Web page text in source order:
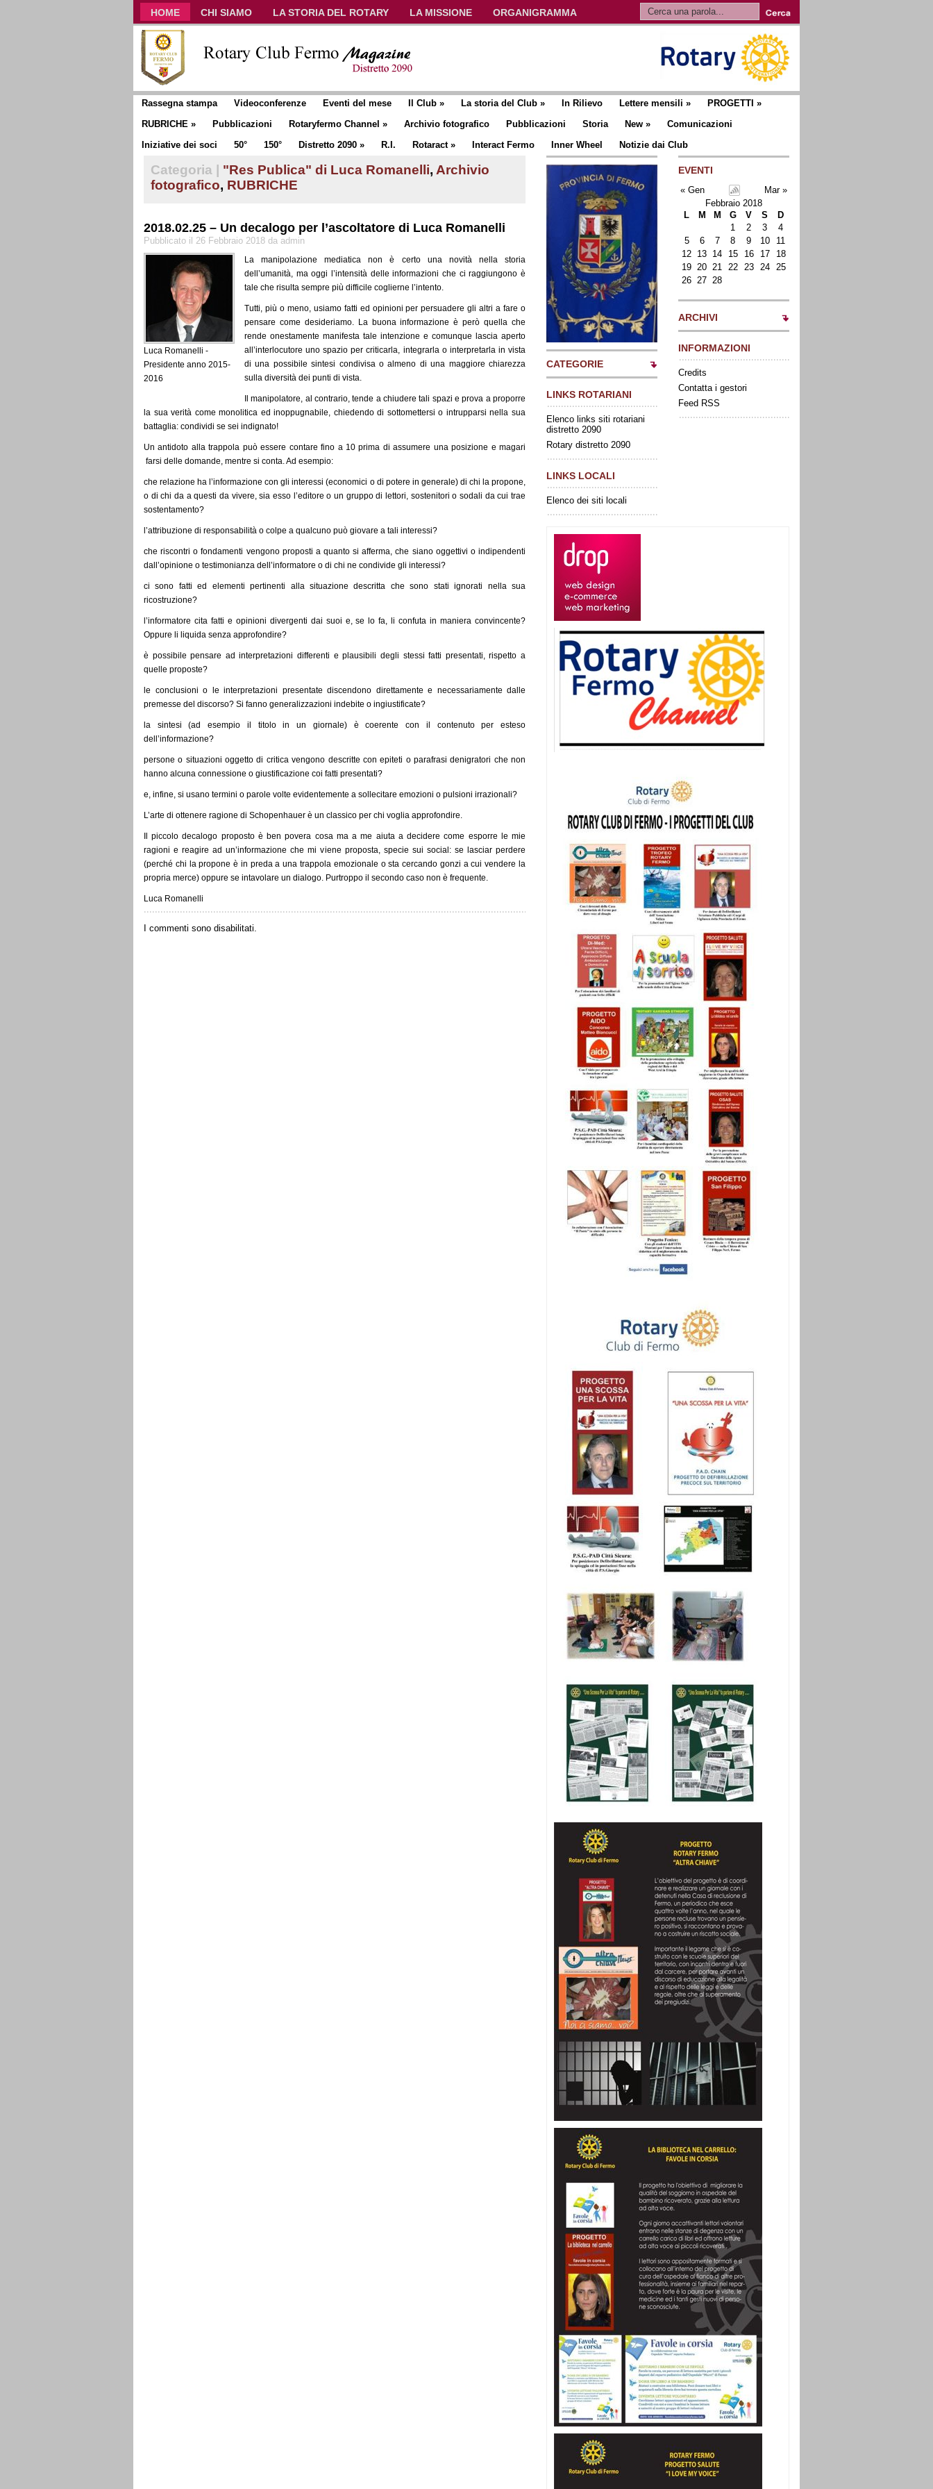
HOME CHI SIAMO LA STORIA DEL ROTARY LA MISSIONE
ORGANIGRAMMA
CLUB COMMUNICATOR
Rassegna stampa Videoconferenze Eventi del mese Il Club » La storia del Club » In Rilievo Lettere mensili » PROGETTI »
RUBRICHE » Pubblicazioni Rotaryfermo Channel » Archivio fotografico Pubblicazioni Storia New »
Comunicazioni
Iniziative dei soci
50° 150° Distretto 2090 » R.I. Rotaract» Interact Fermo Inner Wheel Notizie dai Club
Categoria | "Res Publica" di Luca Romanelli, Archivio
fotografico, RUBRICHE
2018.02.25 – Un decalogo per l’ascoltatore di Luca Romanelli
Pubblicato il 26 Febbraio 2018 da admin
Luca Romanelli -
Presidente anno 2015-
2016
La manipolazione mediatica non è certo una novità nella storia
dell’umanità, ma oggi l’intensità delle informazioni che ci raggiungono è
tale che risulta sempre più difficile coglierne l’intento.
Tutti, più o meno, usiamo fatti ed opinioni per persuadere gli altri a fare o
pensare come desideriamo. La buona informazione è però quella che
rende onestamente manifesta tale intenzione e comunque lascia aperto
all’interlocutore uno spazio per criticarla, integrarla o interpretarla in vista
di una possibile sintesi condivisa o almeno di una maggiore chiarezza
sulla diversità dei punti di vista.
Il manipolatore, al contrario, tende a chiudere tali spazi e prova a proporre
la sua verità come monolitica ed inoppugnabile, chiedendo di sottomettersi o intrupparsi nella sua
battaglia: condividi se sei indignato!
Un antidoto alla trappola può essere contare fino a 10 prima di assumere una posizione e magari
farsi delle domande, mentre si conta. Ad esempio:
che relazione ha l’informazione con gli interessi (economici o di potere in generale) di chi la propone,
o di chi da a questi da vivere, sia esso l’editore o un gruppo di lettori, sostenitori o sodali da cui trae
sostentamento?
l’attribuzione di responsabilità o colpe a qualcuno può giovare a tali interessi?
che riscontri o fondamenti vengono proposti a quanto si afferma, che siano oggettivi o indipendenti
dall’opinione o testimonianza dell’informatore o di chi ne condivide gli interessi?
ci sono fatti ed elementi pertinenti alla situazione descritta che sono stati ignorati nella sua
ricostruzione?
l’informatore cita fatti e opinioni divergenti dai suoi e, se lo fa, li confuta in maniera convincente?
Oppure li liquida senza approfondire?
è possibile pensare ad interpretazioni differenti e plausibili degli stessi fatti presentati, rispetto a
quelle proposte?
le conclusioni o le interpretazioni presentate discendono direttamente e necessariamente dalle
premesse del discorso? Si fanno generalizzazioni indebite o ingiustificate?
la sintesi (ad esempio il titolo in un giornale) è coerente con il contenuto per esteso
dell’informazione?
persone o situazioni oggetto di critica vengono descritte con epiteti o parafrasi denigratori che non
hanno alcuna connessione o giustificazione coi fatti presentati?
e, infine, si usano termini o parole volte evidentemente a sollecitare emozioni o pulsioni irrazionali?
L’arte di ottenere ragione di Schopenhauer è un classico per chi voglia approfondire.
Il piccolo decalogo proposto è ben povera cosa ma a me aiuta a decidere come esporre le mie
ragioni e reagire ad un’informazione che mi viene proposta, specie sui social: se lasciar perdere
(perché chi la propone è in preda a una trappola emozionale o sta cercando gonzi a cui vendere la
propria merce) oppure se intavolare un dialogo. Purtroppo il secondo caso non è frequente.
Luca Romanelli
I commenti sono disabilitati.
CATEGORIE
LINKS ROTARIANI
Elenco links siti rotariani
distretto 2090
Rotary distretto 2090
LINKS LOCALI
Elenco dei siti locali
EVENTI
« Gen
Mar »
Febbraio 2018
L
M M G V S
D
1
2 3
4
5
6 7 8 9 10
11
12 13 14 15 16 17
18
19 20 21 22 23 24
25
26 27 28
ARCHIVI
INFORMAZIONI
Credits
Contatta i gestori
Feed RSS